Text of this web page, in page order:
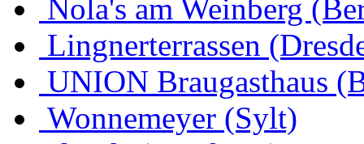
Nola's am Weinberg
Lingnerterrassen
UNION Braugasthaus
Wonnemeyer (Sylt)